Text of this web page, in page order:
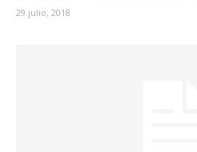
29 julio, 2018